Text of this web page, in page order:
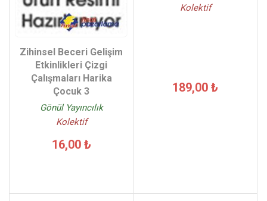
Zihinsel Beceri Gelişim
Etkinlikleri Çizgi
Çalışmaları Harika
Çocuk 3
Gönül Yayıncılık
Kolektif
16,00 ₺
Kolektif
189,00 ₺